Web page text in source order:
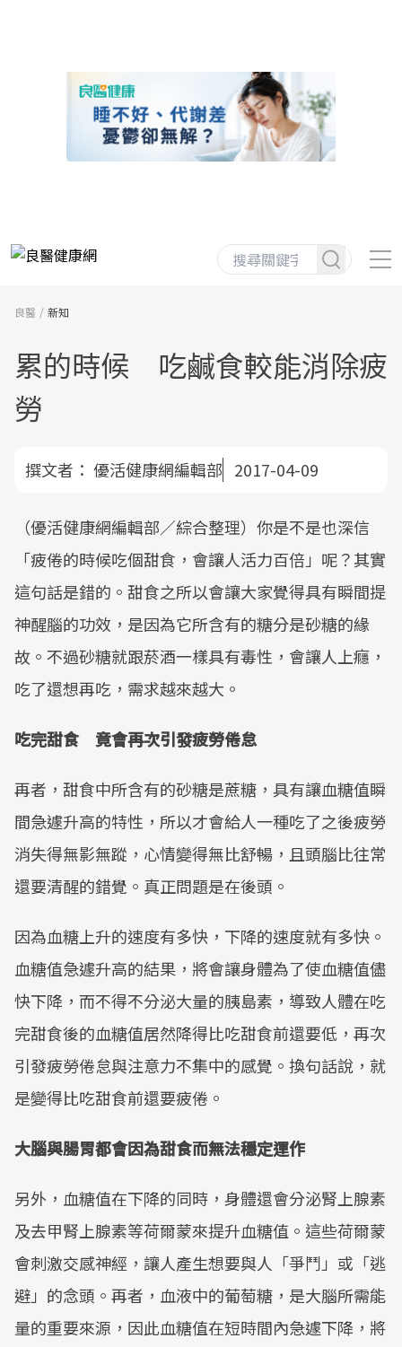
良醫 新知
累的時候 吃鹹食較能消除疲
勞
撰文者： 優活健康網編輯部 2017-04-09
（優活健康網編輯部／綜合整理）你是不是也深信
「疲倦的時候吃個甜食，會讓人活力百倍」呢？其實
這句話是錯的。甜食之所以會讓大家覺得具有瞬間提
神醒腦的功效，是因為它所含有的糖分是砂糖的緣
故。不過砂糖就跟菸酒一樣具有毒性，會讓人上癮，
吃了還想再吃，需求越來越大。
吃完甜食 竟會再次引發疲勞倦怠
再者，甜食中所含有的砂糖是蔗糖，具有讓血糖值瞬
間急遽升高的特性，所以才會給人一種吃了之後疲勞
消失得無影無蹤，心情變得無比舒暢，且頭腦比往常
還要清醒的錯覺。真正問題是在後頭。
因為血糖上升的速度有多快，下降的速度就有多快。
血糖值急遽升高的結果，將會讓身體為了使血糖值儘
快下降，而不得不分泌大量的胰島素，導致人體在吃
完甜食後的血糖值居然降得比吃甜食前還要低，再次
引發疲勞倦怠與注意力不集中的感覺。換句話說，就
是變得比吃甜食前還要疲倦。
大腦與腸胃都會因為甜食而無法穩定運作
另外，血糖值在下降的同時，身體還會分泌腎上腺素
及去甲腎上腺素等荷爾蒙來提升血糖值。這些荷爾蒙
會刺激交感神經，讓人產生想要與人「爭鬥」或「逃
避」的念頭。再者，血液中的葡萄糖，是大腦所需能
量的重要來源，因此血糖值在短時間內急遽下降，將